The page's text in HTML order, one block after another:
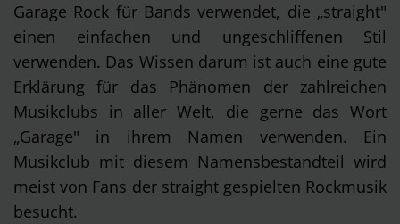
Garage Rock für Bands verwendet, die „straight"
einen einfachen und ungeschliffenen Stil
verwenden. Das Wissen darum ist auch eine gute
Erklärung für das Phänomen der zahlreichen
Musikclubs in aller Welt, die gerne das Wort
„Garage" in ihrem Namen verwenden. Ein
Musikclub mit diesem Namensbestandteil wird
meist von Fans der straight gespielten Rockmusik
besucht.